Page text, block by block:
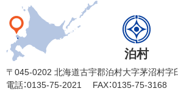
泊村
〒045-0202 北海道古宇郡泊村大字茅沼村字
電話：0135-75-2021
FAX：0135-75-3168